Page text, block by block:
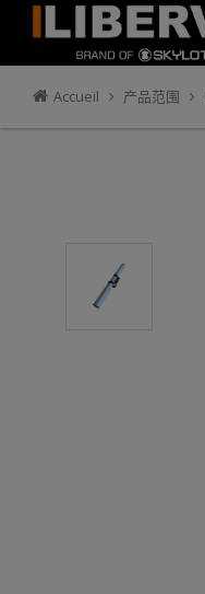
Accueil 产品范围